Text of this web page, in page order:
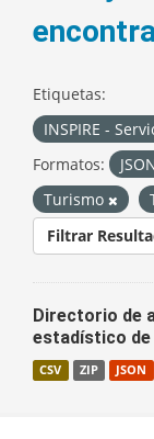
Etiquetas:
INSPIRE -
Formatos:
Turismo
Filtrar
Directorio de
estadístico de
CSV ZIP JSON